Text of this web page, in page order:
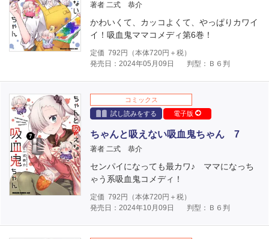
著者 二式 恭介
かわいくて、カッコよくて、やっぱりカワイ
イ！吸血鬼ママコメディ第6巻！
定価 792 円（本体720円＋税）
発売日：2024年05月09日
判型：Ｂ６判
コミックス
試し読みをする
電子版
ちゃんと吸えない吸血鬼ちゃん 7
著者 二式 恭介
センパイになっても最カワ♪ ママになっち
ゃう系吸血鬼コメディ！
定価 792 円（本体720円＋税）
発売日：2024年10月09日
判型：Ｂ６判